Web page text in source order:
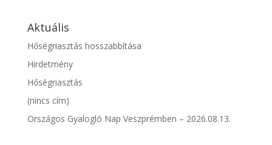
Aktuális
Hőségriasztás hosszabbítása
Hirdetmény
Hőségriasztás
(nincs cím)
Országos Gyalogló Nap Veszprémben – 2026.08.13.